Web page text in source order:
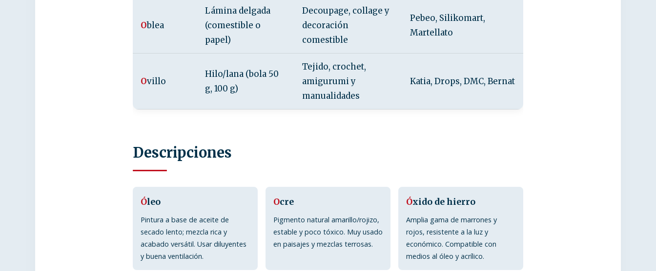
Oblea
Lámina delgada
(comestible o
papel)
Decoupage, collage y
decoración
comestible
Pebeo, Silikomart,
Martellato
Ovillo
Hilo/lana (bola 50
g, 100 g)
Tejido, crochet,
amigurumi y
manualidades
Katia, Drops, DMC, Bernat
Descripciones
Óleo
Pintura a base de aceite de
secado lento; mezcla rica y
acabado versátil. Usar diluyentes
y buena ventilación.
Ocre
Pigmento natural amarillo/rojizo,
estable y poco tóxico. Muy usado
en paisajes y mezclas terrosas.
Óxido de hierro
Amplia gama de marrones y
rojos, resistente a la luz y
económico. Compatible con
medios al óleo y acrílico.